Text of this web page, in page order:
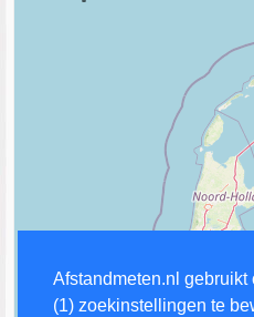
Afstandmeten.nl gebruikt
(1) zoekinstellingen te